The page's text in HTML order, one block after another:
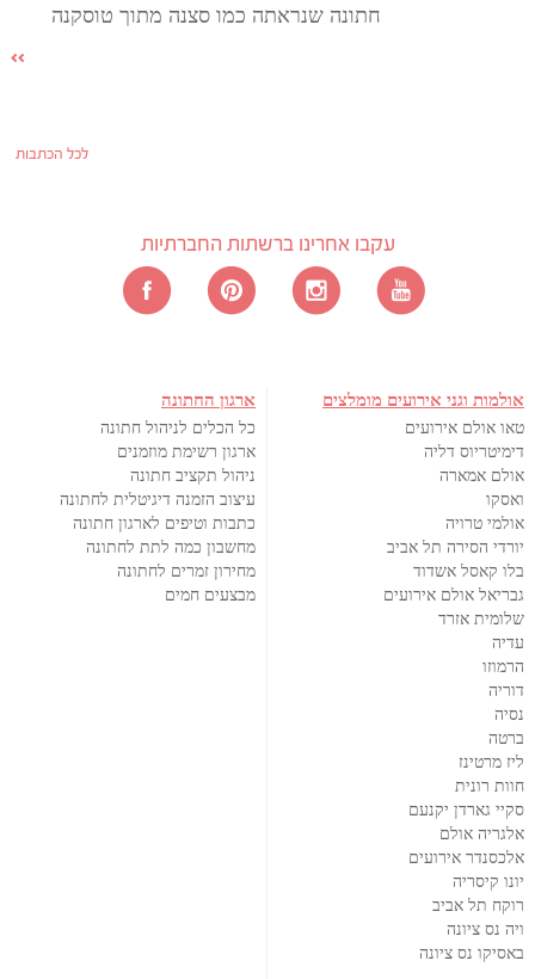
חתונה שנראתה כמו סצנה מתוך טוסקנה
לכל הכתבות
עקבו אחרינו ברשתות החברתיות
אולמות וגני אירועים מומלצים
טאו אולם אירועים
דימיטריוס דליה
אולם אמארה
ואסקו
אולמי טרויה
יורדי הסירה תל אביב
בלו קאסל אשדוד
גבריאל אולם אירועים
שלומית אזרד
עדיה
הרמוזו
דוריה
נסיה
ברטה
ליז מרטינז
חוות רונית
סקיי גארדן יקנעם
אלגריה אולם
אלכסנדר אירועים
יונו קיסריה
רוקח תל אביב
ויה נס ציונה
באסיקו נס ציונה
ארגון החתונה
כל הכלים לניהול חתונה
ארגון רשימת מוזמנים
ניהול תקציב חתונה
עיצוב הזמנה דיגיטלית לחתונה
כתבות וטיפים לארגון חתונה
מחשבון כמה לתת לחתונה
מחירון זמרים לחתונה
מבצעים חמים